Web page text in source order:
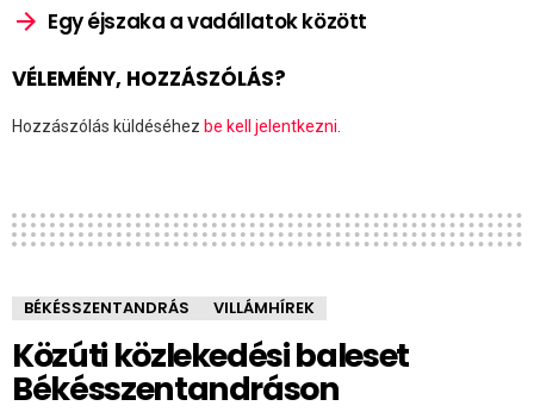
Egy éjszaka a vadállatok között
VÉLEMÉNY, HOZZÁSZÓLÁS?
Hozzászólás küldéséhez be kell jelentkezni
BÉKÉSSZENTANDRÁS VILLÁMHÍREK
Közúti közlekedési baleset
Békésszentandráson